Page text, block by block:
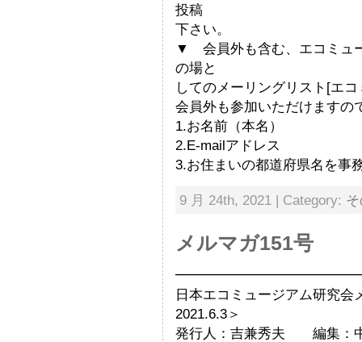
投稿
下さい。
▼ 会員外も含む、エコミュ
の場と
してのメーリングリスト[エ
会員外も参加いただけますの
1.お名前（本名）
2.E-mailアドレス
3.お住まいの都道府県名を事
9 月 24th, 2021 | Category:
メルマガ151号
日本エコミュージアム
2021.6.3＞
発行人：吉兼秀夫 編集：